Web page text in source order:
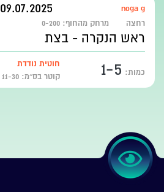
noga g
09.07.2025
רחצה מרחק מהחוף: 0-200
ראש הנקרה - בצת
כמות: 1-5
חוטית נודדת
קוטר בס״מ: 11-30